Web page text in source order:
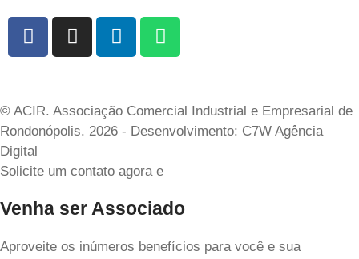
© ACIR. Associação Comercial Industrial e Empresarial de
Rondonópolis. 2026 - Desenvolvimento: C7W Agência
Digital
Solicite um contato agora e
Venha ser Associado
Aproveite os inúmeros benefícios para você e sua